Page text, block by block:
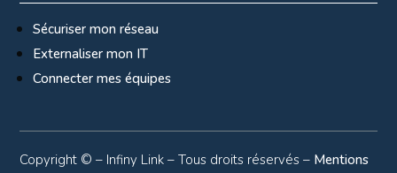
Sécuriser mon réseau
Externaliser mon IT
Connecter mes équipes
Copyright © – Infiny Link – Tous droits réservés – Mentions